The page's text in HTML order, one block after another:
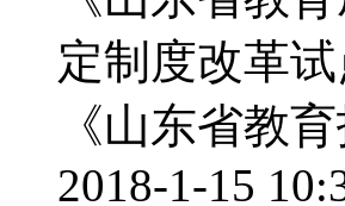
定制度改革
《山东省教
2018-1-15